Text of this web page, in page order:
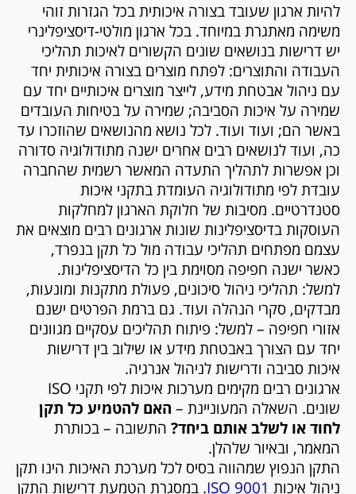
להיות ארגון שעובד בצורה איכותית בכל הגזרות זוהי
משימה מאתגרת במיוחד. בכל ארגון מולטי-דיסציפלינרי
יש דרישות בנושאים שונים הקשורים לאיכות תהליכי
העבודה והתוצרים: לפתח מוצרים בצורה איכותית יחד
עם ניהול אבטחת מידע, לייצר מוצרים איכותיים יחד עם
שמירה על איכות הסביבה; שמירה על בטיחות העובדים
באשר הם; ועוד ועוד. לכל נושא מהנושאים שהוזכרו עד
כה, ועוד לנושאים רבים אחרים ישנה מתודולוגיה סדורה
וכן אפשרות לתהליך התעדה המאשר רשמית שהחברה
עובדת לפי מתודולוגיה העומדת בתקני איכות
סטנדרטיים. מסיבות של חלוקת הארגון למחלקות
העוסקות בדיסציפלינות שונות ארגונים רבים מוצאים את
עצמם מפתחים תהליכי עבודה מול כל תקן בנפרד,
כאשר ישנה חפיפה מסוימת בין כל הדיסציפלינות.
למשל: תהליכי ניהול סיכונים, פעולת מתקנות ומונעות,
מבדקים, סקרי הנהלה ועוד. גם ברמת הפרטים ישנם
אזורי חפיפה – למשל: פיתוח תהליכים עסקיים מגוונים
יחד עם הצורך באבטחת מידע או שילוב בין דרישות
איכות סביבה ודרישות לניהול אנרגיה.
ארגונים רבים מקימים מערכות איכות לפי תקני ISO
שונים. השאלה המעוניינת – האם להטמיע כל תקן
לחוד או לשלב אותם ביחד? התשובה – בכותרת
המאמר, ובאיור שלהלן.
התקן הנפוץ שמהווה בסיס לכל מערכת האיכות הינו תקן
ניהול איכות 9001
ISO. במסגרת הטמעת דרישות התקן